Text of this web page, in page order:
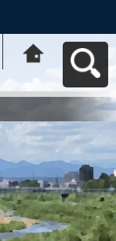
動応援ｻｲﾄ はち
コミねっとへ戻